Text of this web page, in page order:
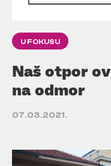
U FOKUSU
Naš otpor
na odmor
07.03.2021.